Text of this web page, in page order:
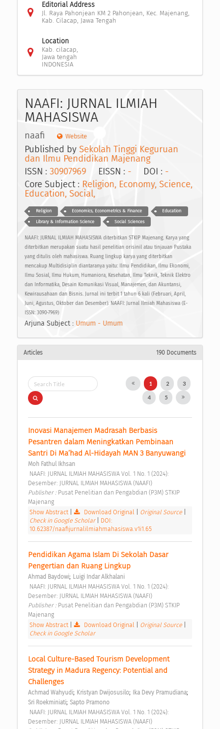
Editorial Address
Jl. Raya Pahonjean KM 2 Pahonjean, Kec. Majenang,
Kab. Cilacap, Jawa Tengah
Location
Kab. cilacap,
Jawa tengah
INDONESIA
NAAFI: JURNAL ILMIAH
MAHASISWA
naafi Website
Published by Sekolah Tinggi Keguruan
dan Ilmu Pendidikan Majenang
ISSN : 30907969 EISSN : - DOI : -
Core Subject : Religion, Economy, Science,
Education, Social,
Religion Economics, Econometrics & Finance Education
Library & Information Science Social Sciences
NAAFI: JURNAL ILMIAH MAHASISWA diterbitkan STKIP Majenang. Karya yang
diterbitkan merupakan suatu hasil penelitian orisinil atau tinjauan Pustaka
yang ditulis oleh mahasiswa. Ruang lingkup karya yang diterbitkan
mencakup Multidisiplin diantaranya yaitu: Ilmu Pendidikan, Ilmu Ekonomi,
Ilmu Sosial, Ilmu Hukum, Humaniora, Kesehatan, Ilmu Teknik, Teknik Elektro
dan Informatika, Desain Komunikasi Visual, Manajemen, dan Akuntansi,
Kewirausahaan dan Bisnis. Jurnal ini terbit 1 tahun 6 kali (Februari, April,
Juni, Agustus, Oktober dan Desember). NAAFI: Jurnal Ilmiah Mahasiswa (E-
ISSN: 3090-7969)
Arjuna Subject : Umum - Umum
Articles 190 Documents
1 2 3
4 5
Inovasi Manajemen Madrasah Berbasis
Pesantren dalam Meningkatkan Pembinaan
Santri Di Ma’had Al-Hidayah MAN 3 Banyuwangi
Moh Fathul Ikhsan
Desember: JURNAL ILMIAH MAHASISWA (NAAFI)
Publisher : Pusat Penelitian dan Pengabdian (P3M) STKIP
Majenang
Show Abstract| Download Original Original Source
Check in Google Scholar
DOI:
10.62387/naafijurnalilmiahmahasiswa.v1i1.65
Pendidikan Agama Islam Di Sekolah Dasar
Pengertian dan Ruang Lingkup
Ahmad Baydowi; Luigi Indar Alkhalani
Desember: JURNAL ILMIAH MAHASISWA (NAAFI)
Publisher : Pusat Penelitian dan Pengabdian (P3M) STKIP
Majenang
Show Abstract| Download Original Original Source
Check in Google Scholar
Local Culture-Based Tourism Development
Strategy in Madura Regency: Potential and
Challenges
Achmad Wahyudi; Kristyan Dwijosusilo; Ika Devy Pramudiana;
Sri Roekminiati; Sapto Pramono
Desember: JURNAL ILMIAH MAHASISWA (NAAFI)